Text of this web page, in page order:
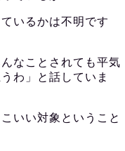
いるかは不明です
なことされても平気
わ」と話していま
いい対象ということ